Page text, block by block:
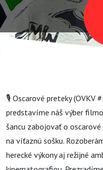
🎙️ Oscarové preteky (OVKV
predstavíme náš výber
šancu zabojovať o
na víťaznú sošku.
herecké výkony aj režijné